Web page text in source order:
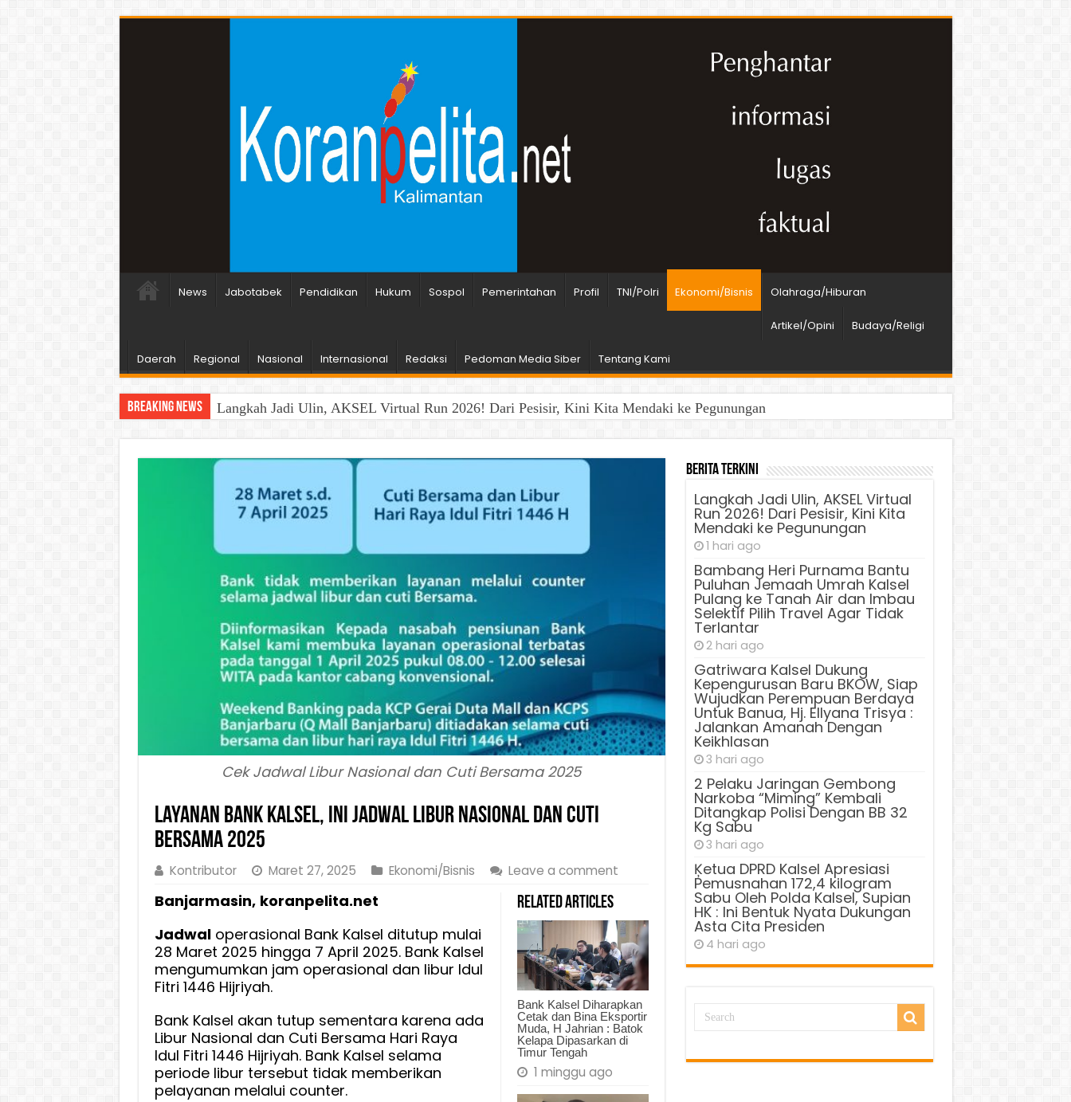
News Jabotabek Pendidikan Hukum Sospol Pemerintahan Profil TNI/Polri Ekonomi/Bisnis Olahraga/Hiburan
Artikel/Opini Budaya/Religi
Daerah Regional Nasional Internasional Redaksi Pedoman Media Siber Tentang Kami
Breaking News Langkah Jadi Ulin, AKSEL Virtual Run 2026! Dari Pesisir, Kini Kita Mendaki ke Pegunungan
Cek Jadwal Libur Nasional dan Cuti Bersama 2025
Layanan Bank Kalsel, Ini Jadwal Libur Nasional dan Cuti
Bersama 2025
Kontributor Maret 27, 2025 Ekonomi/Bisnis Leave a comment
Related Articles
Bank Kalsel Diharapkan
Cetak dan Bina Eksportir
Muda, H Jahrian : Batok
Kelapa Dipasarkan di
Timur Tengah
1 minggu ago
Banjarmasin, koranpelita.net
Jadwaloperasional Bank Kalsel ditutup mulai
28 Maret 2025 hingga 7 April 2025. Bank Kalsel
mengumumkan jam operasional dan libur Idul
Fitri 1446 Hijriyah.
Bank Kalsel akan tutup sementara karena ada
Libur Nasional dan Cuti Bersama Hari Raya
Idul Fitri 1446 Hijriyah. Bank Kalsel selama
periode libur tersebut tidak memberikan
pelayanan melalui counter.
Berita Terkini
Langkah Jadi Ulin, AKSEL Virtual
Run 2026! Dari Pesisir, Kini Kita
Mendaki ke Pegunungan
1 hari ago
Bambang Heri Purnama Bantu
Puluhan Jemaah Umrah Kalsel
Pulang ke Tanah Air dan Imbau
Selektif Pilih Travel Agar Tidak
Terlantar
2 hari ago
Gatriwara Kalsel Dukung
Kepengurusan Baru BKOW, Siap
Wujudkan Perempuan Berdaya
Untuk Banua, Hj. Ellyana Trisya :
Jalankan Amanah Dengan
Keikhlasan
3 hari ago
2 Pelaku Jaringan Gembong
Narkoba “Miming” Kembali
Ditangkap Polisi Dengan BB 32
Kg Sabu
3 hari ago
Ķetua DPRD Kalsel Apresiasi
Pemusnahan 172,4 kilogram
Sabu Oleh Polda Kalsel, Supian
HK : Ini Bentuk Nyata Dukungan
Asta Cita Presiden
4 hari ago